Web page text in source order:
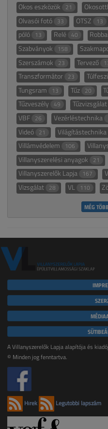
Okos eszközök 21
Olvasói fotó 33 OTSZ 13
póló 13 Relé 40
Szabványok 158
Szerszámok 23 Tervező
Transzformátor 23
Tungsram 13 Tűz 20
Tűzveszély 49 Tűzvizsgálat
VBF 26 Vezérléstechnika
Videó 21 Világítástechnika
Villámvédelem 106
Villanyszerelési anyagok 21
Villanyszerelők Lapja 167
Vizsgálat 28 VL 110
MÉG
A Villanyszerelők Lapja alapítója és
© Minden jog fenntartva.
Hírek Legutóbbi lapszám